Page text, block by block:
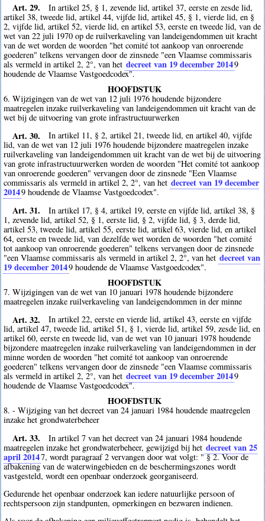
Art. 29.
In artikel 25, § 1, zevende lid, artikel 37, eerste en zesde lid,
artikel 38, tweede lid, artikel 44, vijfde lid, artikel 45, § 1, vierde lid, en §
2, vijfde lid, artikel 52, vierde lid, en artikel 53, eerste en tweede lid, van de
wet van 22 juli 1970 op de ruilverkaveling van landeigendommen uit kracht
van de wet worden de woorden "het comité tot aankoop van onroerende
goederen" telkens vervangen door de zinsnede "een Vlaamse commissaris
als vermeld in artikel 2, 2°, van het decreet van 19 december 20149
houdende de Vlaamse Vastgoedcodex".
HOOFDSTUK
6. Wijzigingen van de wet van 12 juli 1976 houdende bijzondere
maatregelen inzake ruilverkaveling van landeigendommen uit kracht van de
wet bij de uitvoering van grote infrastructuurwerken
Art. 30.
In artikel 11, § 2, artikel 21, tweede lid, en artikel 40, vijfde
lid, van de wet van 12 juli 1976 houdende bijzondere maatregelen inzake
ruilverkaveling van landeigendommen uit kracht van de wet bij de uitvoering
van grote infrastructuurwerken worden de woorden "Het comité tot aankoop
van onroerende goederen" vervangen door de zinsnede "Een Vlaamse
commissaris als vermeld in artikel 2, 2°, van het decreet van 19 december
20149 houdende de Vlaamse Vastgoedcodex".
Art. 31.
In artikel 17, § 4, artikel 19, eerste en vijfde lid, artikel 38, §
1, zevende lid, artikel 52, § 1, eerste lid, § 2, vijfde lid, § 3, derde lid,
artikel 53, tweede lid, artikel 55, eerste lid, artikel 63, vierde lid, en artikel
64, eerste en tweede lid, van dezelfde wet worden de woorden "het comité
tot aankoop van onroerende goederen" telkens vervangen door de zinsnede
"een Vlaamse commissaris als vermeld in artikel 2, 2°, van het decreet van
19 december 20149 houdende de Vlaamse Vastgoedcodex".
HOOFDSTUK
7. Wijzigingen van de wet van 10 januari 1978 houdende bijzondere
maatregelen inzake ruilverkaveling van landeigendommen in der minne
Art. 32.
In artikel 22, eerste en vierde lid, artikel 43, eerste en vijfde
lid, artikel 47, tweede lid, artikel 51, § 1, vierde lid, artikel 59, zesde lid, en
artikel 60, eerste en tweede lid, van de wet van 10 januari 1978 houdende
bijzondere maatregelen inzake ruilverkaveling van landeigendommen in der
minne worden de woorden "het comité tot aankoop van onroerende
goederen" telkens vervangen door de zinsnede "een Vlaamse commissaris
als vermeld in artikel 2, 2°, van het decreet van 19 december 20149
houdende de Vlaamse Vastgoedcodex".
HOOFDSTUK
8. - Wijziging van het decreet van 24 januari 1984 houdende maatregelen
inzake het grondwaterbeheer
Art. 33.
In artikel 7 van het decreet van 24 januari 1984 houdende
maatregelen inzake het grondwaterbeheer, gewijzigd bij het decreet van 25
april 20147, wordt paragraaf 2 vervangen door wat volgt: " § 2. Voor de
afbakening van de waterwingebieden en de beschermingszones wordt
vastgesteld, wordt een openbaar onderzoek georganiseerd.
Gedurende het openbaar onderzoek kan iedere natuurlijke persoon of
rechtspersoon zijn standpunten, opmerkingen en bezwaren indienen.